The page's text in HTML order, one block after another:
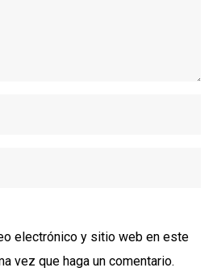
electrónico y sitio web en este
vez que haga un comentario.